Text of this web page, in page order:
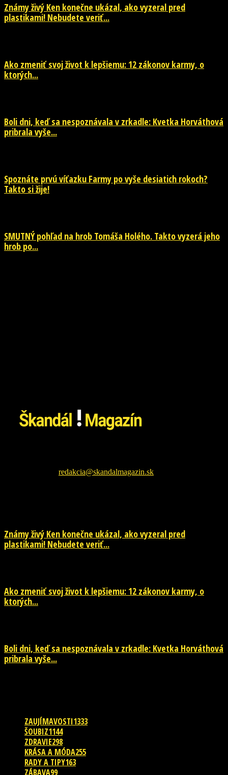
Známy živý Ken konečne ukázal, ako vyzeral pred
plastikami! Nebudete veriť...
Ako zmeniť svoj život k lepšiemu: 12 zákonov karmy, o
ktorých...
Boli dni, keď sa nespoznávala v zrkadle: Kvetka Horváthová
pribrala vyše...
Spoznáte prvú víťazku Farmy po vyše desiatich rokoch?
Takto si žije!
SMUTNÝ pohľad na hrob Tomáša Holého. Takto vyzerá jeho
hrob po...
redakcia@skandalmagazin.sk
Známy živý Ken konečne ukázal, ako vyzeral pred
plastikami! Nebudete veriť...
Ako zmeniť svoj život k lepšiemu: 12 zákonov karmy, o
ktorých...
Boli dni, keď sa nespoznávala v zrkadle: Kvetka Horváthová
pribrala vyše...
ZAUJÍMAVOSTI1333
ŠOUBIZ1144
ZDRAVIE298
KRÁSA A MÓDA255
RADY A TIPY163
ZÁBAVA99